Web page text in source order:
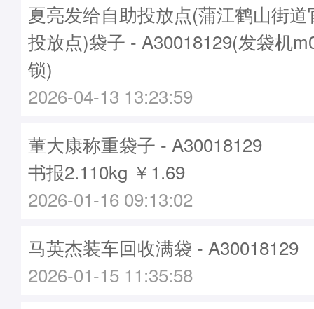
夏亮发给自助投放点(蒲江鹤山街
投放点)袋子 - A30018129(发袋机
锁)
2026-04-13 13:23:59
董大康称重袋子 - A30018129
书报2.110kg ￥1.69
2026-01-16 09:13:02
马英杰装车回收满袋 - A30018129
2026-01-15 11:35:58